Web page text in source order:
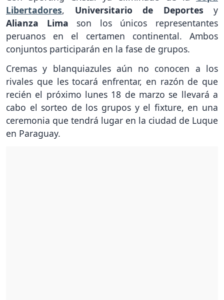
Libertadores, Universitario de Deportes y
Alianza Lima son los únicos representantes
peruanos en el certamen continental. Ambos
conjuntos participarán en la fase de grupos.
Cremas y blanquiazules aún no conocen a los
rivales que les tocará enfrentar, en razón de que
recién el próximo lunes 18 de marzo se llevará a
cabo el sorteo de los grupos y el fixture, en una
ceremonia que tendrá lugar en la ciudad de Luque
en Paraguay.